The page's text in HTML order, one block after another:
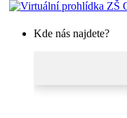
Kde nás najdete?